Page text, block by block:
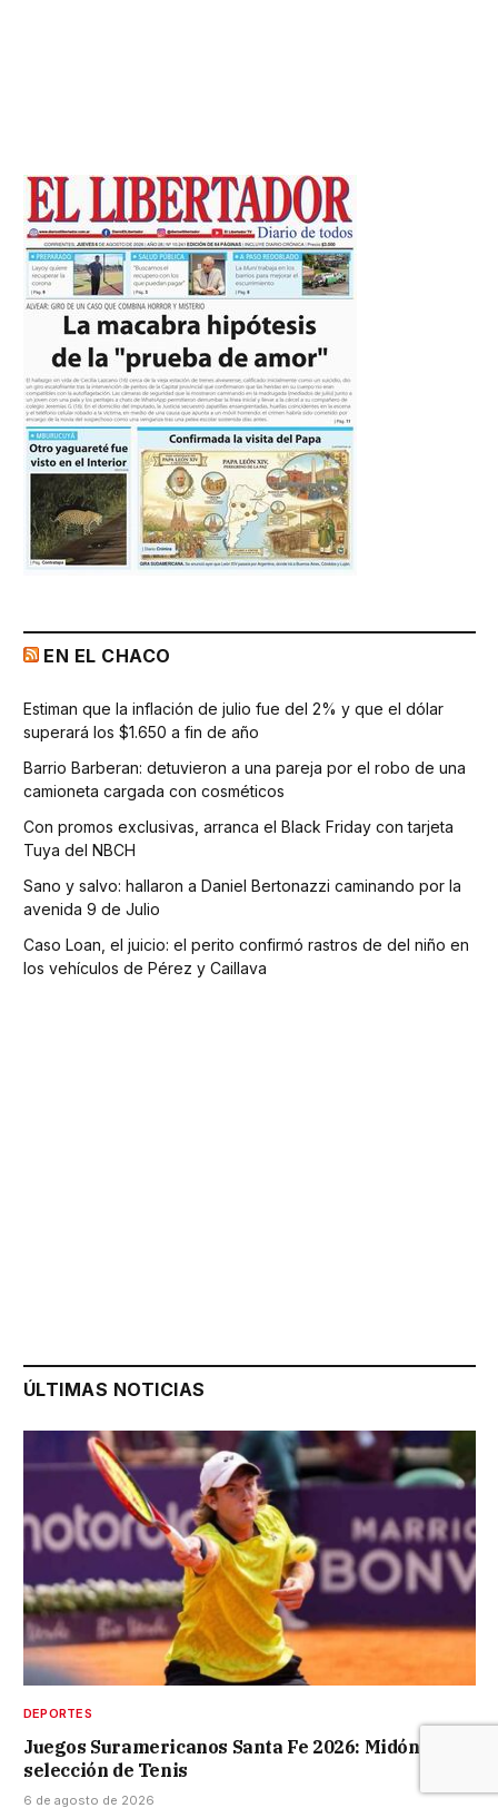
EN EL CHACO
Estiman que la inflación de julio fue del 2% y que el dólar
superará los $1.650 a fin de año
Barrio Barberan: detuvieron a una pareja por el robo de una
camioneta cargada con cosméticos
Con promos exclusivas, arranca el Black Friday con tarjeta
Tuya del NBCH
Sano y salvo: hallaron a Daniel Bertonazzi caminando por la
avenida 9 de Julio
Caso Loan, el juicio: el perito confirmó rastros de del niño en
los vehículos de Pérez y Caillava
ÚLTIMAS NOTICIAS
DEPORTES
Juegos Suramericanos Santa Fe 2026: Midón en la
selección de Tenis
6 de agosto de 2026